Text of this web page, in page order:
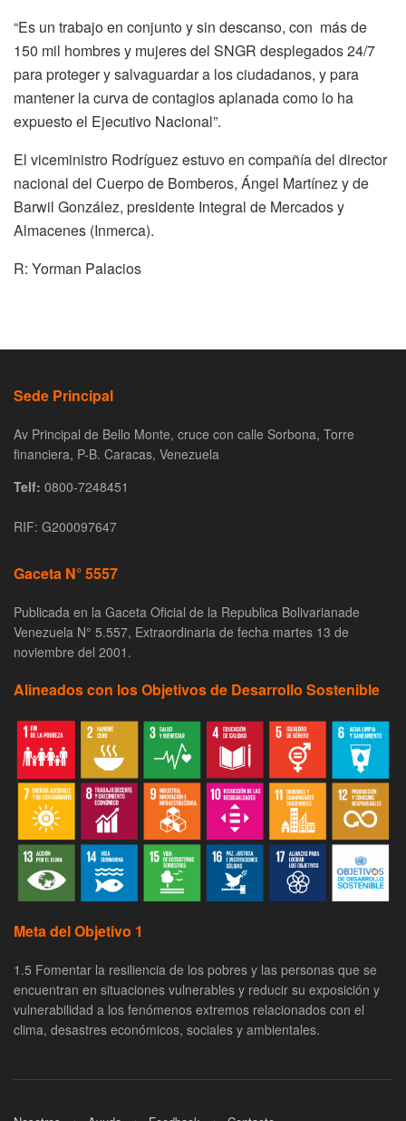
“Es un trabajo en conjunto y sin descanso, con más de
150 mil hombres y mujeres del SNGR desplegados 24/7
para proteger y salvaguardar a los ciudadanos, y para
mantener la curva de contagios aplanada como lo ha
expuesto el Ejecutivo Nacional”.
El viceministro Rodríguez estuvo en compañía del director
nacional del Cuerpo de Bomberos, Ángel Martínez y de
Barwil González, presidente Integral de Mercados y
Almacenes (Inmerca).
R: Yorman Palacios
Sede Principal
Av Principal de Bello Monte, cruce con calle Sorbona, Torre
financiera, P-B. Caracas, Venezuela
Telf: 0800-7248451
RIF: G200097647
Gaceta N° 5557
Publicada en la Gaceta Oficial de la Republica Bolivarianade
Venezuela N° 5.557, Extraordinaria de fecha martes 13 de
noviembre del 2001.
Alineados con los Objetivos de Desarrollo Sostenible
Meta del Objetivo 1
1.5 Fomentar la resiliencia de los pobres y las personas que se
encuentran en situaciones vulnerables y reducir su exposición y
vulnerabilidad a los fenómenos extremos relacionados con el
clima, desastres económicos, sociales y ambientales.